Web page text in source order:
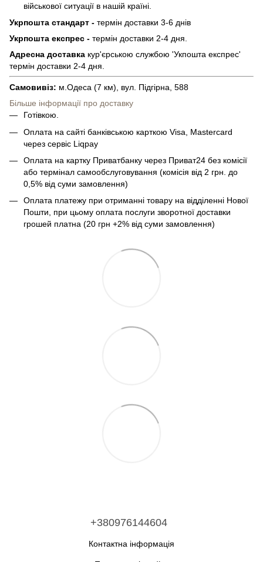
військової ситуації в нашій країні.
Укрпошта стандарт - термін доставки 3-6 днів
Укрпошта експрес - термін доставки 2-4 дня.
Адресна доставка кур'єрською службою 'Укпошта експрес'
термін доставки 2-4 дня.
Самовивіз: м.Одеса (7 км), вул. Підгірна, 588
Більше інформації про доставку
Готівкою.
Оплата на сайті банківською карткою Visa, Mastercard
через сервіс Liqpay
Оплата на картку Приватбанку через Приват24 без комісії
або термінал самообслуговування (комісія від 2 грн. до
0,5% від суми замовлення)
Оплата платежу при отриманні товару на відділенні Нової
Пошти, при цьому оплата послуги зворотної доставки
грошей платна (20 грн +2% від суми замовлення)
+380976144604
Контактна інформація